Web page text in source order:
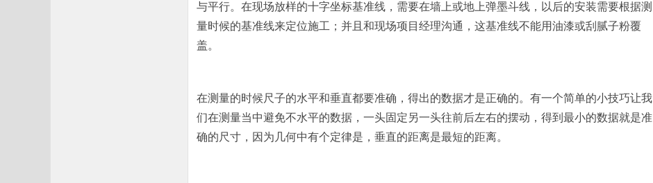
与平行。在现场放样的十字坐标基准线，需要在墙上或地上弹墨斗线，以后的安装需要根据测
量时候的基准线来定位施工；并且和现场项目经理沟通，这基准线不能用油漆或刮腻子粉覆
盖。
在测量的时候尺子的水平和垂直都要准确，得出的数据才是正确的。有一个简单的小技巧让我
们在测量当中避免不水平的数据，一头固定另一头往前后左右的摆动，得到最小的数据就是准
确的尺寸，因为几何中有个定律是，垂直的距离是最短的距离。